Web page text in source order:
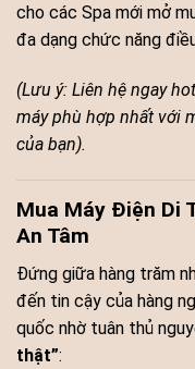
cho các Spa mới mở
đa dạng chức năng
(Lưu ý: Liên hệ ngay
máy phù hợp nhất với
của bạn).
Mua Máy Điện Di
An Tâm
Đứng giữa hàng trăm
đến tin cậy của hàng
quốc nhờ tuân thủ
thật”: